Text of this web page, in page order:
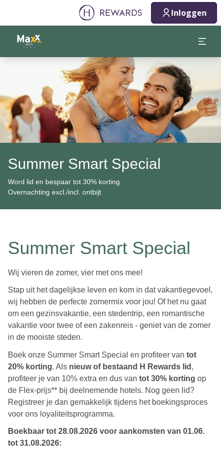
Inloggen
Summer Smart Special
Word lid en bespaar tot 30% korting
Overnachting excl./incl. ontbijt
Summer Smart Special
Wij vieren de zomer, vier met ons mee!
Stap uit het dagelijkse leven en kom in dat vakantiegevoel,
wij hebben de perfecte zomermix voor jou! Of het nu gaat
om een gezinsvakantie, een stedentrip, een romantische
vakantie voor twee of een zakenreis - geniet van de zomer
in de mooiste steden.
Boek onze Summer Smart Special en profiteer van tot
20% korting. Als nieuw of bestaand H Rewards lid ,
profiteer je van 10% extra en dus van tot 30% korting op
de Flex-prijs** bij deelnemende hotels. Nog geen lid?
Registreer je dan gemakkelijk tijdens het boekingsproces
voor ons loyaliteitsprogramma.
Boekbaar tot 28.08.2026 voor aankomsten van 01.06.
tot 31.08.2026: